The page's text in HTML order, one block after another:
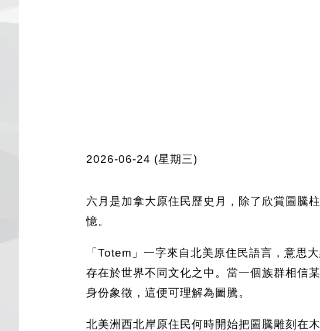
2026-06-24 (星期三)
六月是加拿大原住民歷史月，除了欣賞圖騰
憶。
「Totem」一字來自北美原住民語言，意思
存在於世界不同文化之中。當一個族群相信
身份象徵，這便可理解為圖騰。
北美洲西北岸原住民何時開始把圖騰雕刻在